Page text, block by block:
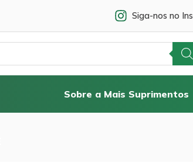
Siga-nos no
Sobre a Mais Suprimentos